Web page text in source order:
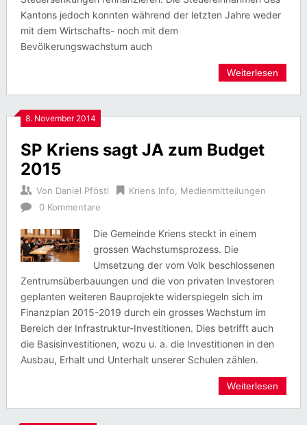
Kantons jedoch konnten während der letzten Jahre weder
mit dem Wirtschafts- noch mit dem
Bevölkerungswachstum auch
Weiterlesen
8. November 2014
SP Kriens sagt JA zum Budget
2015
Von Daniel Pföstl Kriens Info
Medienmitteilungen
0 Kommentare
Die Gemeinde Kriens steckt in einem
grossen Wachstumsprozess. Die
Umsetzung der vom Volk beschlossenen
Zentrumsüberbauungen und die von privaten Investoren
geplanten weiteren Bauprojekte widerspiegeln sich im
Finanzplan 2015-2019 durch ein grosses Wachstum im
Bereich der Infrastruktur-Investitionen. Dies betrifft auch
die Basisinvestitionen, wozu u. a. die Investitionen in den
Ausbau, Erhalt und Unterhalt unserer Schulen zählen.
Weiterlesen